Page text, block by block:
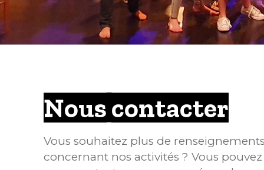
Nous contacter
Vous souhaitez plus de
concernant nos activités ? Vous pouvez